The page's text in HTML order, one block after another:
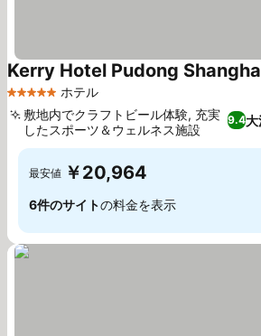
5 ホテルのランク
ホテル
Kerry Hotel Pudong
9.4大
敷地内でクラフトビール体験, 充実
したスポーツ＆ウェルネス施設
最安値 ￥20,964
6件のサイトの料金を表示